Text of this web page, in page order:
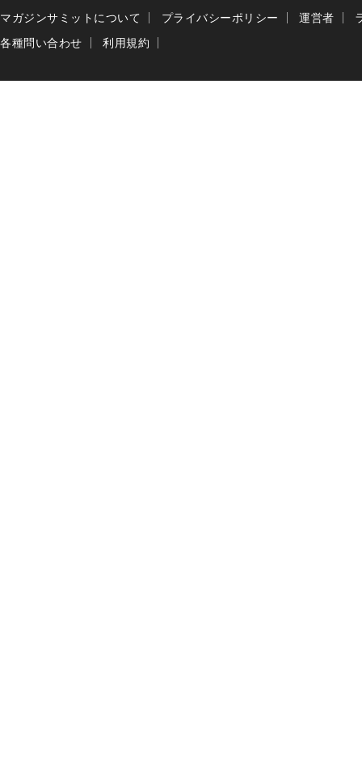
マガジンサミットについて プライバシーポリシー 運営者
各種問い合わせ
利用規約